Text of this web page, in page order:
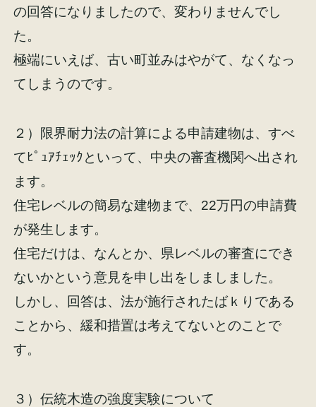
の回答になりましたので、変わりませんでし
た。
極端にいえば、古い町並みはやがて、なくなっ
てしまうのです。
２）限界耐力法の計算による申請建物は、すべ
てﾋﾟｭｱﾁｪｯｸといって、中央の審査機関へ出され
ます。
住宅レベルの簡易な建物まで、22万円の申請費
が発生します。
住宅だけは、なんとか、県レベルの審査にでき
ないかという意見を申し出をしましました。
しかし、回答は、法が施行されたばｋりである
ことから、緩和措置は考えてないとのことで
す。
３）伝統木造の強度実験について